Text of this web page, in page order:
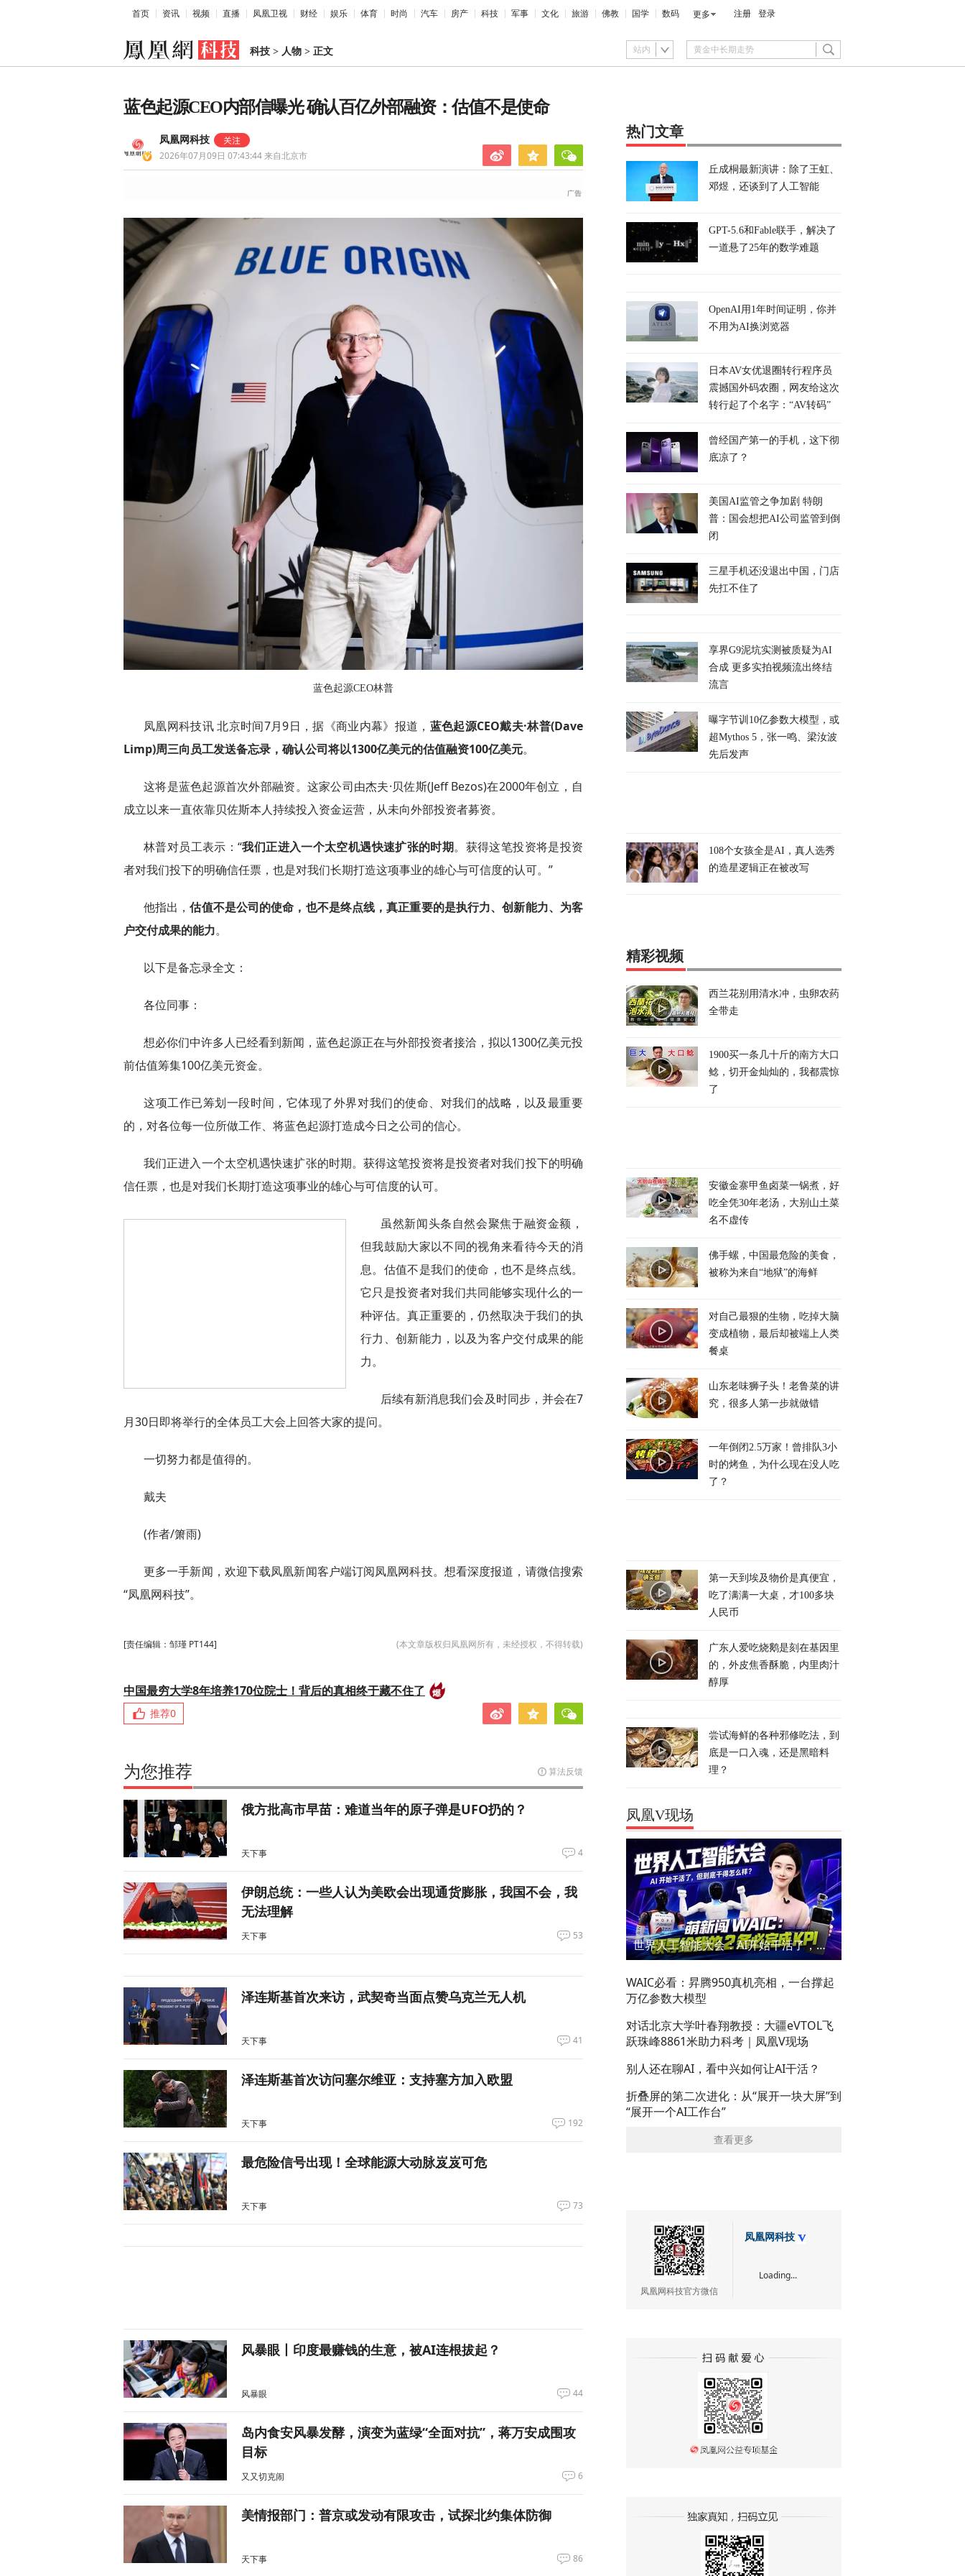
首页 资讯 视频 直播 凤凰卫视 财经 娱乐 体育 时尚 汽车 房产 科技 军事 文化 旅游 佛教 国学 数码 更多 注册 登录
科技 > 人物 > 正文 站内
蓝色起源CEO内部信曝光 确认百亿外部融资：估值不是使命
凤凰网科技
2026年07月09日 07:43:44来自北京市
蓝色起源CEO林普
凤凰网科技讯 北京时间7月9日，据《商业内幕》报道， 蓝色起源CEO戴夫·林普(Dave
Limp)周三向员工发送备忘录，确认公司将以1300亿美元的估值融资100亿美元。
这将是蓝色起源首次外部融资。这家公司由杰夫·贝佐斯(Jeff Bezos)在2000年创立，自
成立以来一直依靠贝佐斯本人持续投入资金运营，从未向外部投资者募资。
林普对员工表示：“我们正进入一个太空机遇快速扩张的时期。获得这笔投资将是投资
者对我们投下的明确信任票，也是对我们长期打造这项事业的雄心与可信度的认可。”
他指出，估值不是公司的使命，也不是终点线，真正重要的是执行力、创新能力、为客
户交付成果的能力。
以下是备忘录全文：
各位同事：
想必你们中许多人已经看到新闻，蓝色起源正在与外部投资者接洽，拟以1300亿美元投
前估值筹集100亿美元资金。
这项工作已筹划一段时间，它体现了外界对我们的使命、对我们的战略，以及最重要
的，对各位每一位所做工作、将蓝色起源打造成今日之公司的信心。
我们正进入一个太空机遇快速扩张的时期。获得这笔投资将是投资者对我们投下的明确
信任票，也是对我们长期打造这项事业的雄心与可信度的认可。
虽然新闻头条自然会聚焦于融资金额，
但我鼓励大家以不同的视角来看待今天的消
息。估值不是我们的使命，也不是终点线。
它只是投资者对我们共同能够实现什么的一
种评估。真正重要的，仍然取决于我们的执
行力、创新能力，以及为客户交付成果的能
力。
后续有新消息我们会及时同步，并会在7
月30日即将举行的全体员工大会上回答大家的提问。
一切努力都是值得的。
戴夫
(作者/箫雨)
更多一手新闻，欢迎下载凤凰新闻客户端订阅凤凰网科技。想看深度报道，请微信搜索
“凤凰网科技”。
[责任编辑：邹瑾 PT144] (本文章版权归凤凰网所有，未经授权，不得转载)
中国最穷大学8年培养170位院士！背后的真相终于藏不住了
推荐0
为您推荐 算法反馈
俄方批高市早苗：难道当年的原子弹是UFO扔的？
天下事 4
伊朗总统：一些人认为美欧会出现通货膨胀，我国不会，我
无法理解
天下事 53
泽连斯基首次来访，武契奇当面点赞乌克兰无人机
天下事 41
泽连斯基首次访问塞尔维亚：支持塞方加入欧盟
天下事 192
最危险信号出现！全球能源大动脉岌岌可危
天下事 73
风暴眼丨印度最赚钱的生意，被AI连根拔起？
风暴眼 44
岛内食安风暴发酵，演变为蓝绿“全面对抗”，蒋万安成围攻
目标
又又切克闹 6
美情报部门：普京或发动有限攻击，试探北约集体防御
天下事 86
热门文章
丘成桐最新演讲：除了王虹、
邓煜，还谈到了人工智能
GPT-5.6和Fable联手，解决了
一道悬了25年的数学难题
OpenAI用1年时间证明，你并
不用为AI换浏览器
日本AV女优退圈转行程序员
震撼国外码农圈，网友给这次
转行起了个名字：“AV转码”
曾经国产第一的手机，这下彻
底凉了？
美国AI监管之争加剧 特朗
普：国会想把AI公司监管到倒
闭
三星手机还没退出中国，门店
先扛不住了
享界G9泥坑实测被质疑为AI
合成 更多实拍视频流出终结
流言
曝字节训10亿参数大模型，或
超Mythos 5，张一鸣、梁汝波
先后发声
108个女孩全是AI，真人选秀
的造星逻辑正在被改写
精彩视频
西兰花别用清水冲，虫卵农药
全带走
1900买一条几十斤的南方大口
鲶，切开金灿灿的，我都震惊
了
安徽金寨甲鱼卤菜一锅煮，好
吃全凭30年老汤，大别山土菜
名不虚传
佛手螺，中国最危险的美食，
被称为来自“地狱”的海鲜
对自己最狠的生物，吃掉大脑
变成植物，最后却被端上人类
餐桌
山东老味狮子头！老鲁菜的讲
究，很多人第一步就做错
一年倒闭2.5万家！曾排队3小
时的烤鱼，为什么现在没人吃
了？
第一天到埃及物价是真便宜，
吃了满满一大桌，才100多块
人民币
广东人爱吃烧鹅是刻在基因里
的，外皮焦香酥脆，内里肉汁
醇厚
尝试海鲜的各种邪修吃法，到
底是一口入魂，还是黑暗料
理？
凤凰V现场
世界人工智能大会：AI开始干活了，但到底干的怎么样？萌新闯WAIC
WAIC必看：昇腾950真机亮相，一台撑起
万亿参数大模型
对话北京大学叶春翔教授：大疆eVTOL飞
跃珠峰8861米助力科考｜凤凰V现场
别人还在聊AI，看中兴如何让AI干活？
折叠屏的第二次进化：从“展开一块大屏”到
“展开一个AI工作台”
查看更多
凤凰网科技官方微信
凤凰网科技
Loading...